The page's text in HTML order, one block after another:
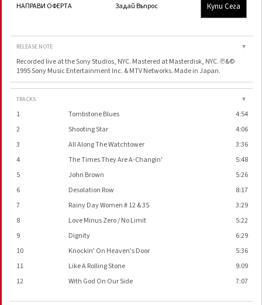
НАПРАВИ ОФЕРТА Задай Въпрос Купи Сега
RELEASE NOTE ▼
Recorded live at the Sony Studios, NYC. Mastered at Masterdisk, NYC. ℗&©
1995 Sony Music Entertainment Inc. & MTV Networks. Made in Japan.
TRACKS ▼
1 Tombstone Blues
4:54
2
Shooting Star
4:06
3
All Along The Watchtower
3:36
4
The Times They Are A-Changin'
5:48
5
John Brown
5:26
6
Desolation Row
8:17
7
Rainy Day Women # 12 & 35
3:29
8
Love Minus Zero / No Limit
5:22
9
Dignity
6:29
10
Knockin' On Heaven's Door
5:36
11
Like A Rolling Stone
9:09
12
With God On Our Side 7:07